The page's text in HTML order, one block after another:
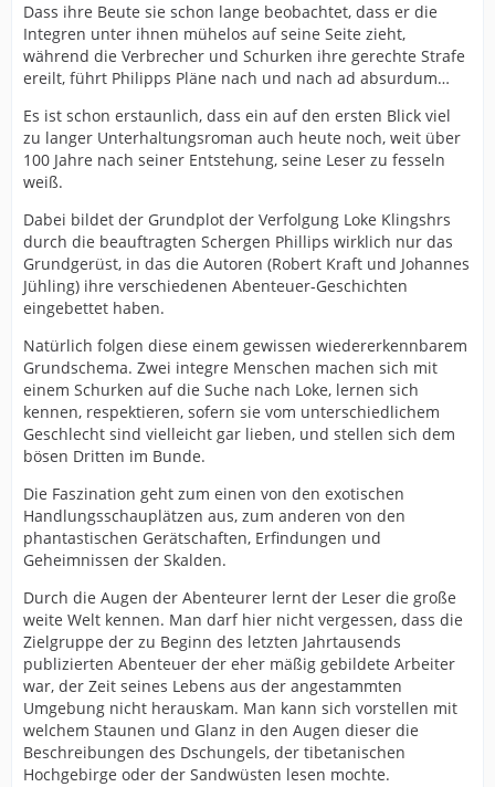
Dass ihre Beute sie schon lange beobachtet, dass er die
Integren unter ihnen mühelos auf seine Seite zieht,
während die Verbrecher und Schurken ihre gerechte Strafe
ereilt, führt Philipps Pläne nach und nach ad absurdum…
Es ist schon erstaunlich, dass ein auf den ersten Blick viel
zu langer Unterhaltungsroman auch heute noch, weit über
100 Jahre nach seiner Entstehung, seine Leser zu fesseln
weiß.
Dabei bildet der Grundplot der Verfolgung Loke Klingshrs
durch die beauftragten Schergen Phillips wirklich nur das
Grundgerüst, in das die Autoren (Robert Kraft und Johannes
Jühling) ihre verschiedenen Abenteuer-Geschichten
eingebettet haben.
Natürlich folgen diese einem gewissen wiedererkennbarem
Grundschema. Zwei integre Menschen machen sich mit
einem Schurken auf die Suche nach Loke, lernen sich
kennen, respektieren, sofern sie vom unterschiedlichem
Geschlecht sind vielleicht gar lieben, und stellen sich dem
bösen Dritten im Bunde.
Die Faszination geht zum einen von den exotischen
Handlungsschauplätzen aus, zum anderen von den
phantastischen Gerätschaften, Erfindungen und
Geheimnissen der Skalden.
Durch die Augen der Abenteurer lernt der Leser die große
weite Welt kennen. Man darf hier nicht vergessen, dass die
Zielgruppe der zu Beginn des letzten Jahrtausends
publizierten Abenteuer der eher mäßig gebildete Arbeiter
war, der Zeit seines Lebens aus der angestammten
Umgebung nicht herauskam. Man kann sich vorstellen mit
welchem Staunen und Glanz in den Augen dieser die
Beschreibungen des Dschungels, der tibetanischen
Hochgebirge oder der Sandwüsten lesen mochte.